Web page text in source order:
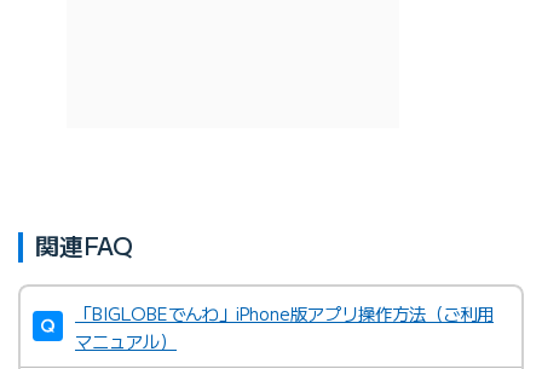
関連FAQ
「BIGLOBEでんわ」iPhone版アプリ操作方法（ご利用
マニュアル）